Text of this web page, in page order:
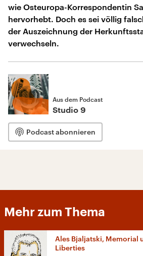
wie Osteuropa-Korrespondentin
hervorhebt. Doch es sei völlig
der Auszeichnung der
verwechseln.
Aus dem Podcast
Studio 9
Podcast abonnieren
Mehr zum Thema
Ales Bjaljatski, Memorial
Liberties